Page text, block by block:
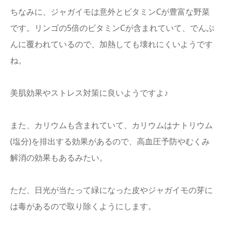
ちなみに、ジャガイモは意外とビタミンCが豊富な野菜
です。リンゴの5倍のビタミンCが含まれていて、でんぷ
んに覆われているので、加熱しても壊れにくいようです
ね。
美肌効果やストレス対策に良いようですよ♪
また、カリウムも含まれていて、カリウムはナトリウム
(塩分)を排出する効果があるので、高血圧予防やむくみ
解消の効果もあるみたい。
ただ、日光が当たって緑になった皮やジャガイモの芽に
は毒があるので取り除くようにします。